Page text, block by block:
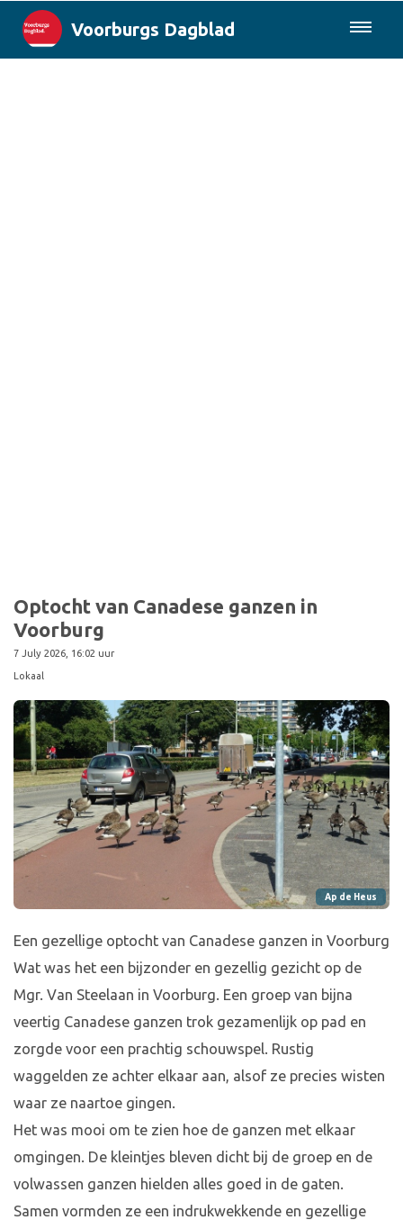
Voorburgs Dagblad
Optocht van Canadese ganzen in
Voorburg
7 July 2026, 16:02 uur
Lokaal
Ap de Heus
Een gezellige optocht van Canadese ganzen in Voorburg
Wat was het een bijzonder en gezellig gezicht op de
Mgr. Van Steelaan in Voorburg. Een groep van bijna
veertig Canadese ganzen trok gezamenlijk op pad en
zorgde voor een prachtig schouwspel. Rustig
waggelden ze achter elkaar aan, alsof ze precies wisten
waar ze naartoe gingen.
Het was mooi om te zien hoe de ganzen met elkaar
omgingen. De kleintjes bleven dicht bij de groep en de
volwassen ganzen hielden alles goed in de gaten.
Samen vormden ze een indrukwekkende en gezellige